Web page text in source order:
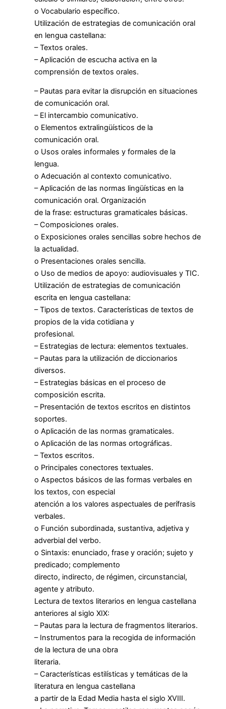
o Vocabulario específico.
Utilización de estrategias de comunicación oral
en lengua castellana:
– Textos orales.
– Aplicación de escucha activa en la
comprensión de textos orales.
– Pautas para evitar la disrupción en situaciones
de comunicación oral.
– El intercambio comunicativo.
o Elementos extralingüísticos de la
comunicación oral.
o Usos orales informales y formales de la
lengua.
o Adecuación al contexto comunicativo.
– Aplicación de las normas lingüísticas en la
comunicación oral. Organización
de la frase: estructuras gramaticales básicas.
– Composiciones orales.
o Exposiciones orales sencillas sobre hechos de
la actualidad.
o Presentaciones orales sencilla.
o Uso de medios de apoyo: audiovisuales y TIC.
Utilización de estrategias de comunicación
escrita en lengua castellana:
– Tipos de textos. Características de textos de
propios de la vida cotidiana y
profesional.
– Estrategias de lectura: elementos textuales.
– Pautas para la utilización de diccionarios
diversos.
– Estrategias básicas en el proceso de
composición escrita.
– Presentación de textos escritos en distintos
soportes.
o Aplicación de las normas gramaticales.
o Aplicación de las normas ortográficas.
– Textos escritos.
o Principales conectores textuales.
o Aspectos básicos de las formas verbales en
los textos, con especial
atención a los valores aspectuales de perífrasis
verbales.
o Función subordinada, sustantiva, adjetiva y
adverbial del verbo.
o Sintaxis: enunciado, frase y oración; sujeto y
predicado; complemento
directo, indirecto, de régimen, circunstancial,
agente y atributo.
Lectura de textos literarios en lengua castellana
anteriores al siglo XIX:
– Pautas para la lectura de fragmentos literarios.
– Instrumentos para la recogida de información
de la lectura de una obra
literaria.
– Características estilísticas y temáticas de la
literatura en lengua castellana
a partir de la Edad Media hasta el siglo XVIII.